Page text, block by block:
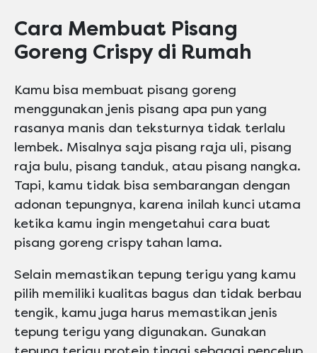
Cara Membuat Pisang
Goreng Crispy di Rumah
Kamu bisa membuat pisang goreng
menggunakan jenis pisang apa pun yang
rasanya manis dan teksturnya tidak terlalu
lembek. Misalnya saja pisang raja uli, pisang
raja bulu, pisang tanduk, atau pisang nangka.
Tapi, kamu tidak bisa sembarangan dengan
adonan tepungnya, karena inilah kunci utama
ketika kamu ingin mengetahui cara buat
pisang goreng crispy tahan lama.
Selain memastikan tepung terigu yang kamu
pilih memiliki kualitas bagus dan tidak berbau
tengik, kamu juga harus memastikan jenis
tepung terigu yang digunakan. Gunakan